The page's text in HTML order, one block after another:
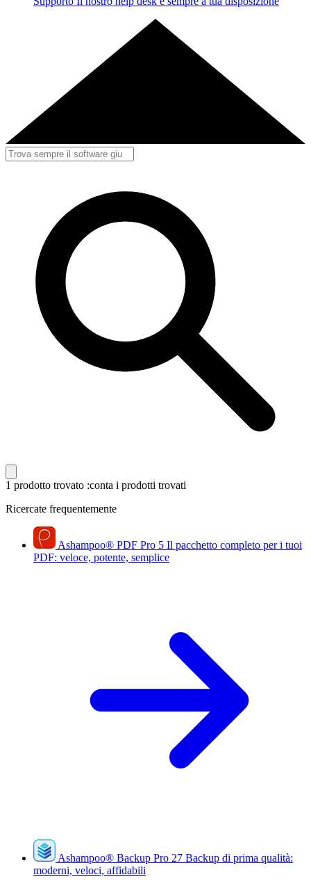
1 prodotto trovato :conta i prodotti trovati
Ricercate frequentemente
Ashampoo® PDF Pro 5 Il pacchetto completo per i tuoi
PDF: veloce, potente, semplice
Ashampoo® Backup Pro 27 Backup di prima qualità:
moderni, veloci, affidabili